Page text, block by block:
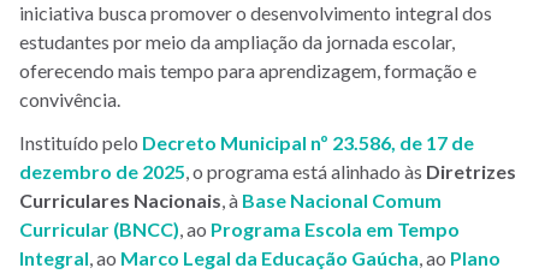
iniciativa busca promover o desenvolvimento integral dos
estudantes por meio da ampliação da jornada escolar,
oferecendo mais tempo para aprendizagem, formação e
convivência.
Instituído pelo Decreto Municipal nº 23.586, de 17 de
dezembro de 2025, o programa está alinhado às Diretrizes
Curriculares Nacionais, à Base Nacional Comum
Curricular (BNCC), ao Programa Escola em Tempo
Integral, ao Marco Legal da Educação Gaúcha, ao Plano